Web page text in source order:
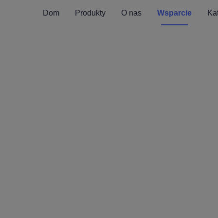
Dom Produkty O nas Wsparcie